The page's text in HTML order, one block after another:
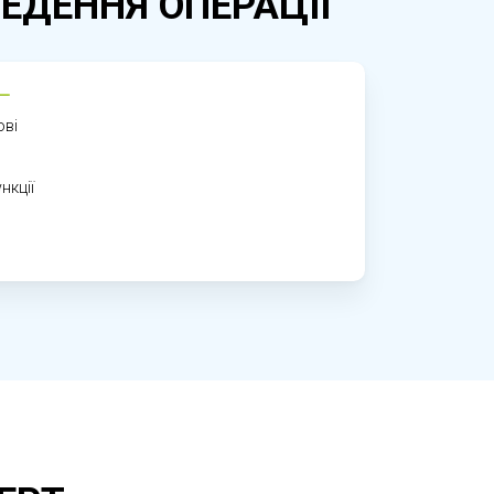
УЗД-контроль дозволяє
лікування.